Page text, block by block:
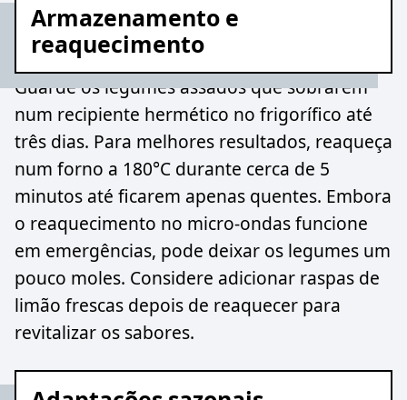
Armazenamento e
reaquecimento
Guarde os legumes assados que sobrarem
num recipiente hermético no frigorífico até
três dias. Para melhores resultados, reaqueça
num forno a 180°C durante cerca de 5
minutos até ficarem apenas quentes. Embora
o reaquecimento no micro-ondas funcione
em emergências, pode deixar os legumes um
pouco moles. Considere adicionar raspas de
limão frescas depois de reaquecer para
revitalizar os sabores.